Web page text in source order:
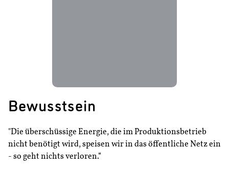
Bewusstsein
"Die überschüssige Energie, die im Produktionsbetrieb
nicht benötigt wird, speisen wir in das öffentliche Netz ein
- so geht nichts verloren.“